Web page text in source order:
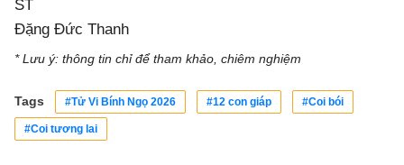
ST
Đặng Đức Thanh
* Lưu ý: thông tin chỉ để tham khảo, chiêm nghiệm
Tags #Tử Vi Bính Ngọ 2026 #12 con giáp #Coi bói
#Coi tương lai